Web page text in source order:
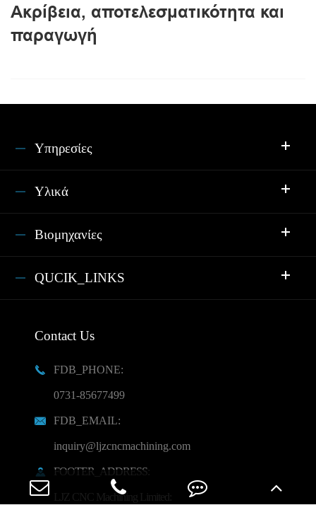
Ακρίβεια, αποτελεσματικότητα και
παραγωγή
Υπηρεσίες
Υλικά
Βιομηχανίες
QUCIK_LINKS
Contact Us

FDB_PHONE:
0731-85677499

FDB_EMAIL:
inquiry@ljzcncmachining.com

FOOTER_ADDRESS:
LJZ CNC Machining Limited: